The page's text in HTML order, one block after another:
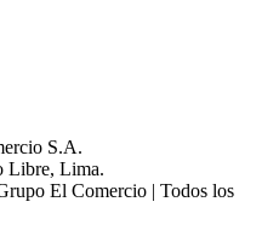
S.A.
Libre, Lima.
El Comercio | Todos los